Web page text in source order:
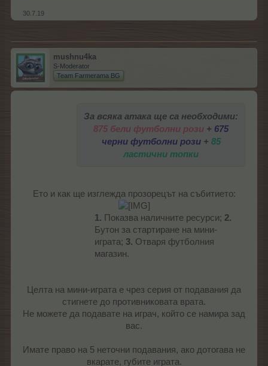
30.7.19
mushnu4ka
S-Moderator
Team Farmerama BG
За всяка атака ще са необходими:
875 бели футболни рози + 675
черни футболни рози + 85
ластични топки
Ето и как ще изглежда прозорецът на събитието:
1. Показва наличните ресурси; 2.
Бутон за стартиране на мини-
играта; 3. Отваря футболния
магазин.​
Целта на мини-играта е чрез серия от подавания да
стигнете до противниковата врата.
Не можете да подавате на играч, който се намира зад
вас.
Имате право на 5 неточни подавания, ако дотогава не
вкарате, губите играта.